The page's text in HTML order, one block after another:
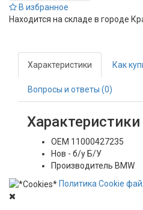
В избранное
Находится на складе в городе
Характеристики Как
Вопросы и ответы (0)
Характеристики
OEM 11000427235
Нов - б/у Б/У
Производитель BMW
Политика Сookie